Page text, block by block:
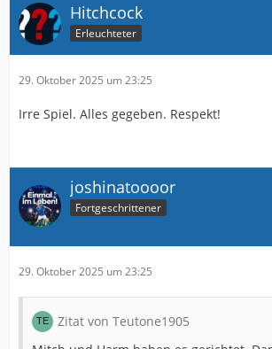
Hitchcock
Erleuchteter
29. Oktober 2025 um 23:25
Irre Spiel. Alles gegeben. Respekt!
joshinatoooor
Fortgeschrittener
29. Oktober 2025 um 23:25
Zitat von Teutone1905